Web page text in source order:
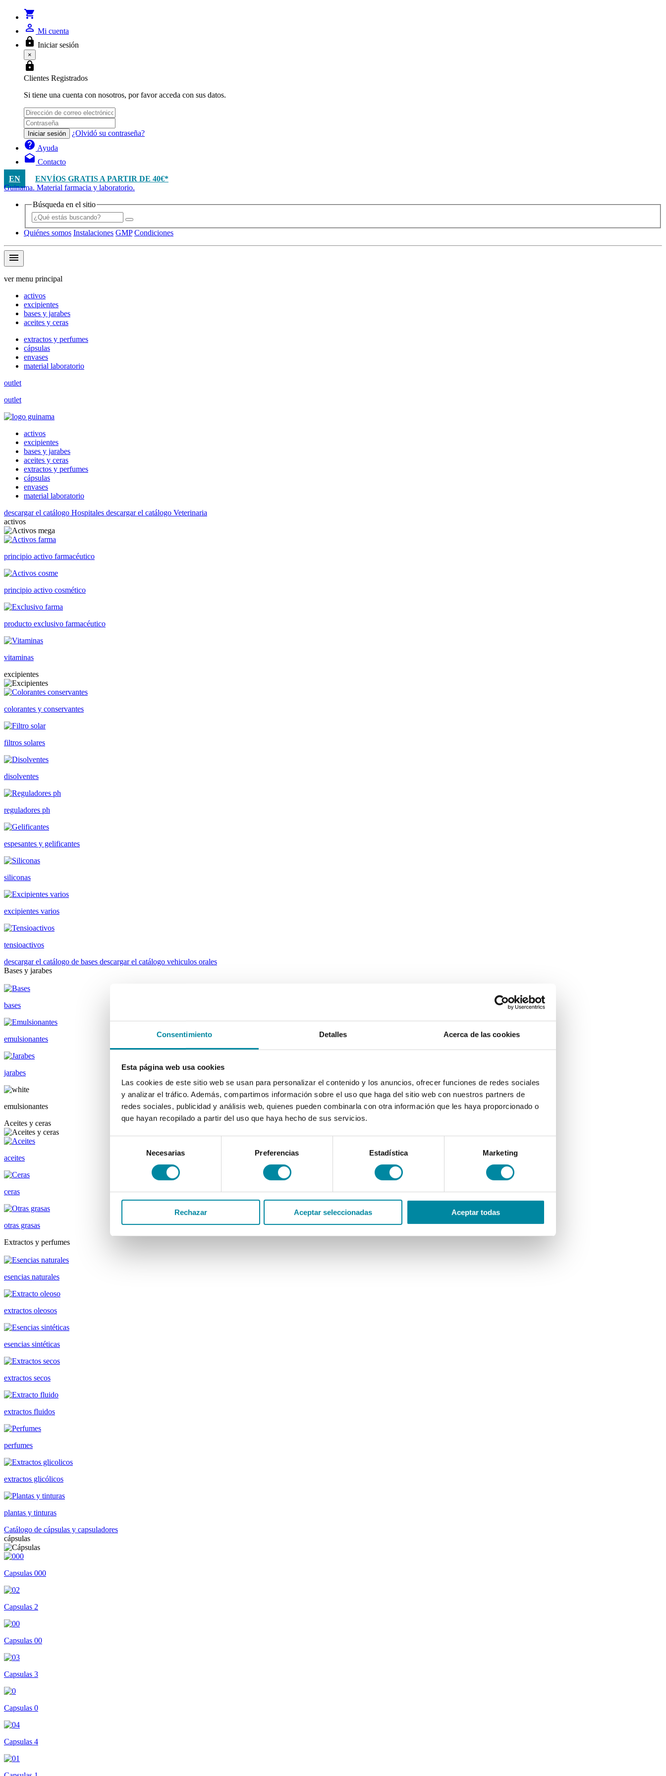
Consentimiento Detalles Acerca de las cookies
Esta página web usa cookies
Las cookies de este sitio web se usan para personalizar el contenido y los anuncios, ofrecer funciones de redes sociales
y analizar el tráfico. Además, compartimos información sobre el uso que haga del sitio web con nuestros partners de
redes sociales, publicidad y análisis web, quienes pueden combinarla con otra información que les haya proporcionado o
que hayan recopilado a partir del uso que haya hecho de sus servicios.
consentimiento
Necesarias Preferencias Estadística Marketing
Rechazar Aceptar seleccionadas Aceptar todas
shopping_cart
person_outline Mi cuenta
lock Iniciar sesión
×
lock
Clientes Registrados
Si tiene una cuenta con nosotros, por favor acceda con sus datos.
Iniciar sesión ¿Olvidó su contraseña?
help Ayuda
drafts Contacto
EN
ENVÍOS GRATIS A PARTIR DE 40€*
Guinama. Material farmacia y laboratorio.
Búsqueda en el sitio
Quiénes somos Instalaciones GMP Condiciones
menu
ver menu principal
activos
excipientes
bases y jarabes
aceites y ceras
extractos y perfumes
cápsulas
envases
material laboratorio
outlet
outlet
activos
excipientes
bases y jarabes
aceites y ceras
extractos y perfumes
cápsulas
envases
material laboratorio
descargar el catálogo Hospitales descargar el catálogo Veterinaria
activos
principio activo farmacéutico
principio activo cosmético
producto exclusivo farmacéutico
vitaminas
excipientes
colorantes y conservantes
filtros solares
disolventes
reguladores ph
espesantes y gelificantes
siliconas
excipientes varios
tensioactivos
descargar el catálogo de bases descargar el catálogo vehiculos orales
Bases y jarabes
bases
emulsionantes
jarabes
emulsionantes
Aceites y ceras
aceites
ceras
otras grasas
Extractos y perfumes
esencias naturales
extractos oleosos
esencias sintéticas
extractos secos
extractos fluidos
perfumes
extractos glicólicos
plantas y tinturas
Catálogo de cápsulas y capsuladores
cápsulas
Capsulas 000
Capsulas 2
Capsulas 00
Capsulas 3
Capsulas 0
Capsulas 4